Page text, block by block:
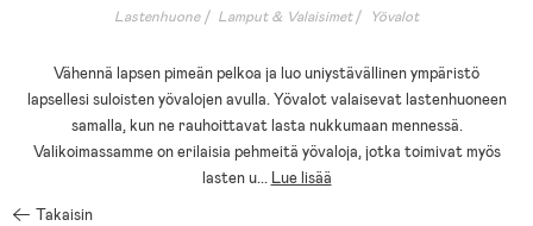
Lastenhuone Lamput & Valaisimet Yövalot
Vähennä lapsen pimeän pelkoa ja luo uniystävällinen ympäristö
lapsellesi suloisten yövalojen avulla. Yövalot valaisevat lastenhuoneen
samalla, kun ne rauhoittavat lasta nukkumaan mennessä.
Valikoimassamme on erilaisia pehmeitä yövaloja, jotka toimivat myös
lasten u... Lue lisää
Takaisin